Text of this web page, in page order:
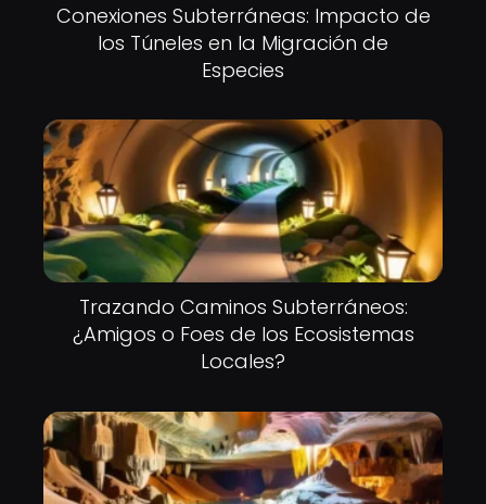
Conexiones Subterráneas: Impacto de
los Túneles en la Migración de
Especies
Trazando Caminos Subterráneos:
¿Amigos o Foes de los Ecosistemas
Locales?